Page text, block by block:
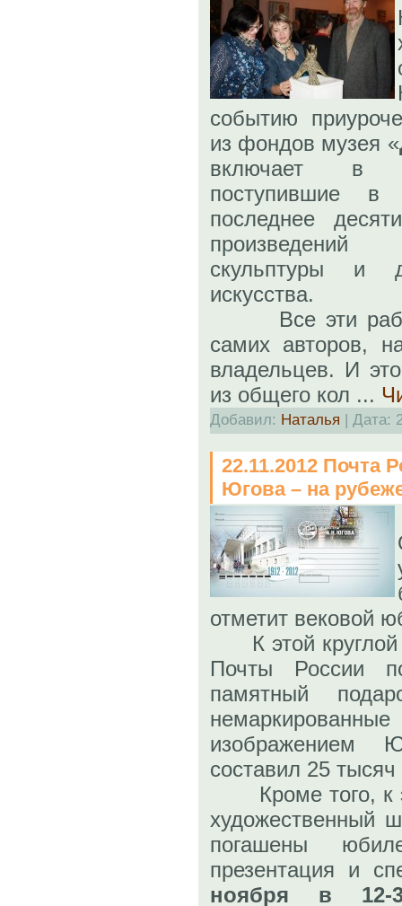
событию
из фондов музея «
включает в
поступившие
последнее
произведений
скульптуры и
искусства.
Все эти
самих авторов,
владельцев. И
из общего кол ...
Добавил: Наталья | Дата:
22.11.2012 Почта
Югова – на
отметит вековой
К этой круглой
Почты России
памятный
изображением
составил 25
Кроме того, к
художественный
погашены
презентация и
ноября в